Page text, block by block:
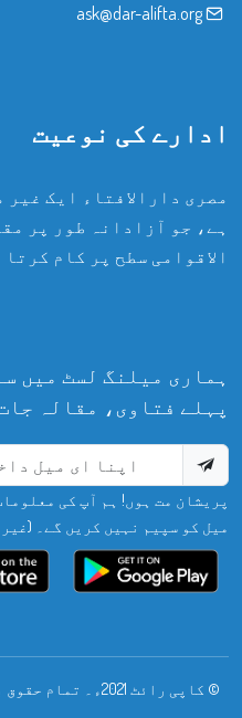
ask@dar-alifta.org
ادارے کی نوعیت
مصری دارالافتاء ایک
ہے، جو آزادانہ طور پر
الاقوامی سطح پر کام کرتا
ہماری میلنگ لسٹ میں
پہلے فتاوی، مقالہ
پریشان مت ہوں! ہم آپ کی
میل کو سپیم نہیں کریں گے۔
© کاپی رائٹ 2021ء۔ تمام حقوق بحق مصری دارالافتاء محفوظ ہیں۔